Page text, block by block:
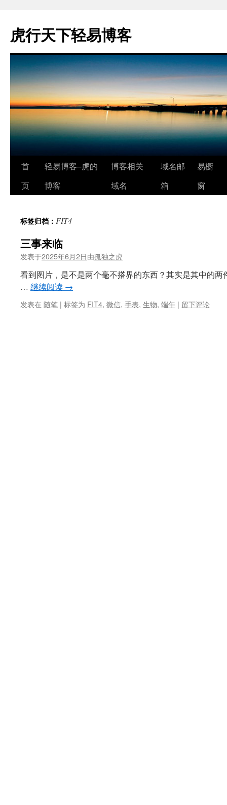
虎行天下轻易博客
跳
至
文
首
页
轻易博客–虎的
博客
博客相关
域名
域名邮
箱
易橱
窗
标签归档： FIT4
三事来临
发表于2025年6月2日由孤独之虎
看到图片，是不是两个毫不搭界的东西？其实是其中的
… 继续阅读 →
发表在 随笔 | 标签为 FIT4, 微信, 手表, 生物, 端午 | 留下评论